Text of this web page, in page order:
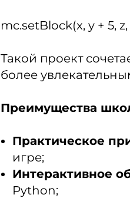
mc.setBlock(x, y + 5,
Такой проект
более
Преимущества
Практическое
игре;
Интерактивное
Python;